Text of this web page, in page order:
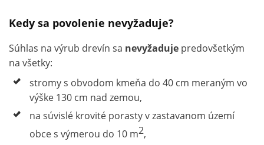
Kedy sa povolenie nevyžaduje?
Súhlas na výrub drevín sa nevyžaduje predovšetkým
na všetky:
stromy s obvodom kmeňa do 40 cm meraným vo
výške 130 cm nad zemou,
na súvislé krovité porasty v zastavanom území
obce s výmerou do 10 m2,